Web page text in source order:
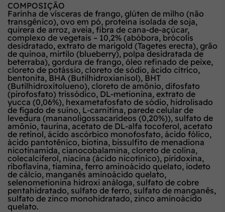
COMPOSIÇÃO
Farinha de vísceras de frango, glúten de milho (não
transgênico), ovo em pó, proteína isolada de soja,
quirera de arroz, aveia, fibra de cana-de-açúcar,
complexo de vegetais – 10,2% (abóbora, brócolis
desidratado, extrato de marigold (Tagetes erecta), grão
de quinoa, mirtilo (blueberry), polpa desidratada de
beterraba), gordura de frango, óleo refinado de peixe,
cloreto de potássio, cloreto de sódio, ácido cítrico,
bentonita, BHA (Butilhidroxianisol), BHT
(Butilhidroxitolueno), cloreto de amônio, difosfato
(pirofosfato) trissódico, DL-metionina, extrato de
yucca (0,06%), hexametafosfato de sódio, hidrolisado
de fígado de suíno, L-carnitina, parede celular de
levedura (mananoligossacarídeos (0,20%)), sulfato de
amônio, taurina, acetato de DL-alfa tocoferol, acetato
de retinol, ácido ascórbico monofosfato, ácido fólico,
ácido pantotênico, biotina, bissulfito de menadiona
nicotinamida, cianocobalamina, cloreto de colina,
colecalciferol, niacina (ácido nicotínico), piridoxina,
riboflavina, tiamina, ferro aminoácido quelato, iodeto
de cálcio, manganês aminoácido quelato,
selenometionina hidroxi análoga, sulfato de cobre
pentahidratado, sulfato de ferro, sulfato de manganês,
sulfato de zinco monohidratado, zinco aminoácido
quelato.